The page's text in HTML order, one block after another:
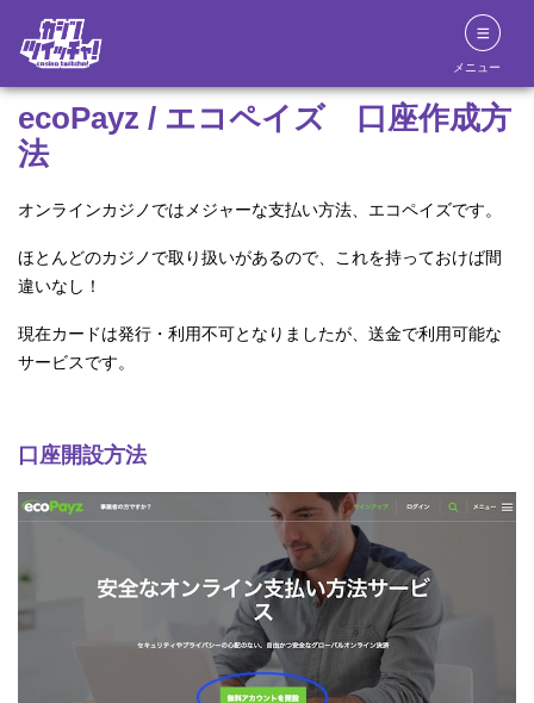
メニュー
ecoPayz / エコペイズ 口座作成方
法
オンラインカジノではメジャーな支払い方法、エコペイズです。
ほとんどのカジノで取り扱いがあるので、これを持っておけば間
違いなし！
現在カードは発行・利用不可となりましたが、送金で利用可能な
サービスです。
口座開設方法